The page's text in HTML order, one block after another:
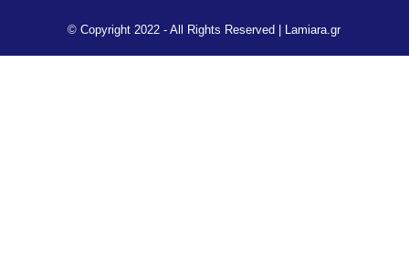
© Copyright 2022 - All Rights Reserved | Lamiara.gr